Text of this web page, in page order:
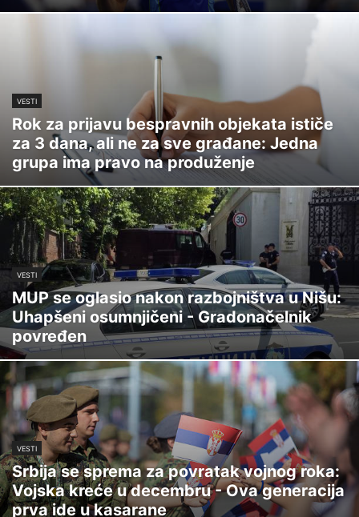
VESTI
Rok za prijavu bespravnih objekata ističe
za 3 dana, ali ne za sve građane: Jedna
grupa ima pravo na produženje
VESTI
MUP se oglasio nakon razbojništva u Nišu:
Uhapšeni osumnjičeni - Gradonačelnik
povređen
VESTI
Srbija se sprema za povratak vojnog roka:
Vojska kreće u decembru - Ova generacija
prva ide u kasarane